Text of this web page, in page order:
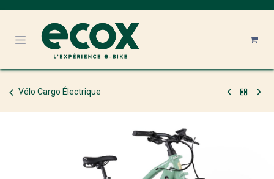
Vélo Cargo Électrique